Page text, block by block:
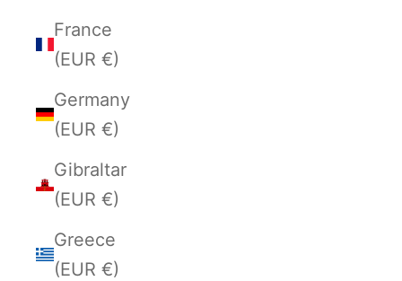
France
(EUR €)
Germany
(EUR €)
Gibraltar
(EUR €)
Greece
(EUR €)